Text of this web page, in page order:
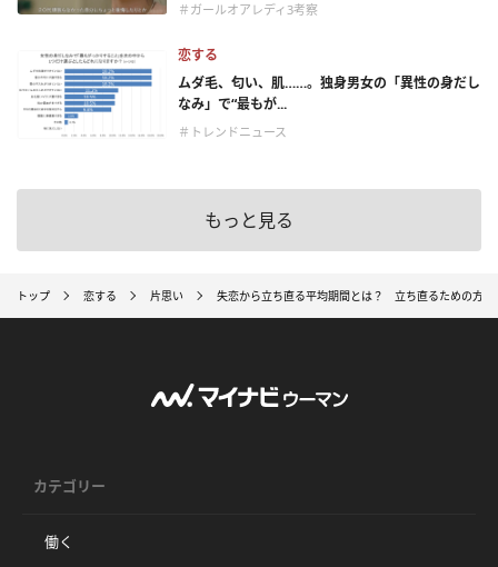
＃ガールオアレディ3考察
恋する
ムダ毛、匂い、肌……。独身男女の「異性の身だし
なみ」で“最もが...
＃トレンドニュース
もっと見る
トップ 恋する 片思い 失恋から立ち直る平均期間とは？ 立ち直るための方法
カテゴリー
働く